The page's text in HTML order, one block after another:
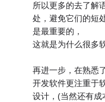
所以更多的去了解
处，避免它们的短
是最重要的，
这就是为什么很多
再进一步，在熟悉
开发软件更注重于
设计，(当然还有成